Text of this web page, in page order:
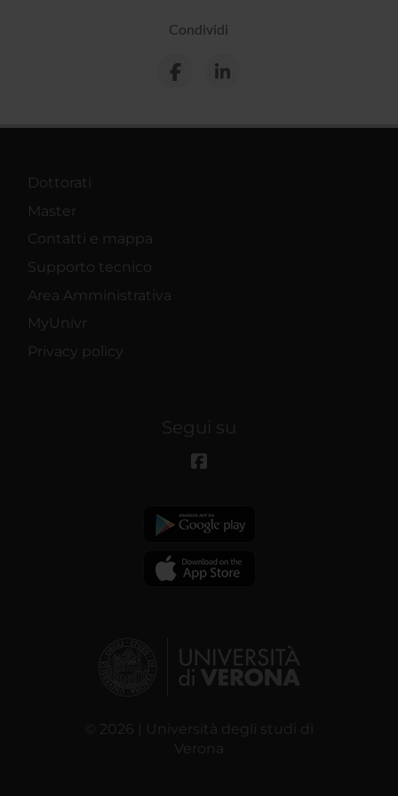
Condividi
Dottorati
Master
Contatti e mappa
Supporto tecnico
Area Amministrativa
MyUnivr
Privacy policy
Segui su
© 2026 | Università degli studi di
Verona